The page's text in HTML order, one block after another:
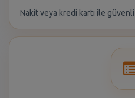
Nakit veya kredi kartı ile